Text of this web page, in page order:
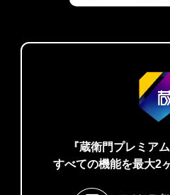
『蔵衛門プレミア
すべての機能を最大2